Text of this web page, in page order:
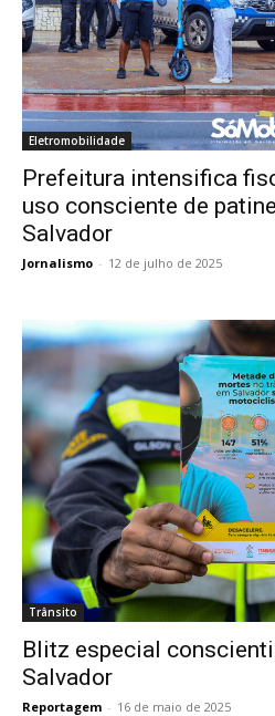
Eletromobilidade
Prefeitura intensifica
uso consciente de
Salvador
Jornalismo - 12 de julho de 2025
Trânsito
Blitz especial
Salvador
Reportagem - 16 de maio de 2025